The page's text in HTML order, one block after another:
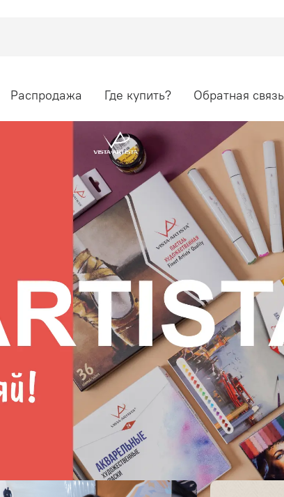
Распродажа Где купить? Обратная связь